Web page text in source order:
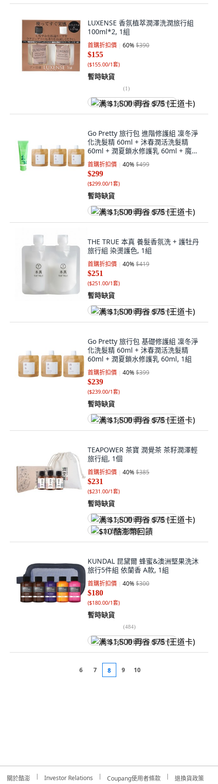
LUXENSE 香氛植萃潤澤洗潤旅行組
100ml*2, 1組
首購折扣價 60%$390
$155
($155.00/1套)
暫時缺貨
(1)
满 $1,500 再省 $75 (王道卡)
Go Pretty 旅行包 進階修護組 凜冬淨
化洗髮精 60ml + 沐春潤活洗髮精
60ml + 潤夏鎖水修護乳 60ml + 魔法
叢林奇蹟修護髮膜 60ml, 1組
首購折扣價 40%$499
$299
($299.00/1套)
暫時缺貨
满 $1,500 再省 $75 (王道卡)
THE TRUE 本真 養髮香氛洗 + 護牡丹
旅行組 染燙護色, 1組
首購折扣價 40%$419
$251
($251.00/1套)
暫時缺貨
满 $1,500 再省 $75 (王道卡)
Go Pretty 旅行包 基礎修護組 凜冬淨
化洗髮精 60ml + 沐春潤活洗髮精
60ml + 潤夏鎖水修護乳 60ml, 1組
首購折扣價 40%$399
$239
($239.00/1套)
暫時缺貨
满 $1,500 再省 $75 (王道卡)
TEAPOWER 茶寶 潤覺茶 茶籽潤澤輕
旅行組, 1個
首購折扣價 40%$385
$231
($231.00/1套)
暫時缺貨
满 $1,500 再省 $75 (王道卡)
$10 酷澎幣回饋
KUNDAL 昆黛爾 蜂蜜&澳洲堅果洗沐
旅行5件組 依蘭香 A款, 1組
首購折扣價 40%$300
$180
($180.00/1套)
暫時缺貨
(484)
满 $1,500 再省 $75 (王道卡)
6 7 8 9 10
關於酷澎 Investor Relations Coupang使用者條款 退換貨政策